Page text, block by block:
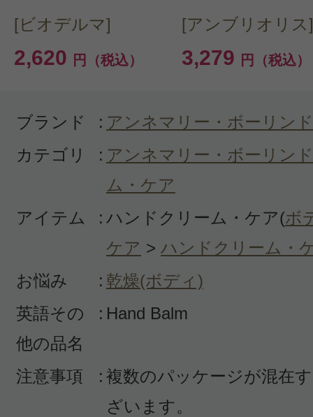
控えめな香り、べたつきにくいテク
が悔やまれます。
投稿日：2018年03月
マリン 様／60代以上
マンス
購入品：ハンドバーム
このブランドは安心感があります。
ムは初めてですが、べたべたしない
がよいです。スベスベ感もあり、
[ビオデルマ]
2,620 円（税込）
[アンブリオリス]
3,279 円（税込）
ブランド : アンネマリー・ボーリンド
カテゴリ
: アンネマリー・ボーリン
ム・ケア
アイテム
: ハンドクリーム・ケア(ボ
ケア > ハンドクリーム・
お悩み
: 乾燥(ボディ)
英語その
他の品名
: Hand Balm
注意事項 : 複数のパッケージが混在
ざいます。